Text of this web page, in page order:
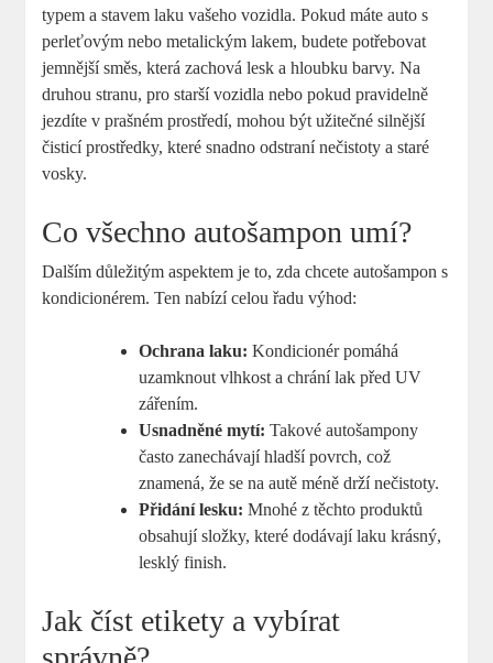
typem a stavem laku vašeho vozidla. Pokud máte auto s
perleťovým nebo metalickým lakem, budete potřebovat
jemnější směs, která zachová lesk a hloubku barvy. Na
druhou stranu, pro starší vozidla nebo pokud pravidelně
jezdíte v prašném prostředí, mohou být užitečné silnější
čisticí prostředky, které snadno odstraní nečistoty a staré
vosky.
Co všechno autošampon umí?
Dalším důležitým aspektem je to, zda chcete autošampon s
kondicionérem. Ten nabízí celou řadu výhod:
Ochrana laku: Kondicionér pomáhá
uzamknout vlhkost a chrání lak před UV
zářením.
Usnadněné mytí: Takové autošampony
často zanechávají hladší povrch, což
znamená, že se na autě méně drží nečistoty.
Přidání lesku: Mnohé z těchto produktů
obsahují složky, které dodávají laku krásný,
lesklý finish.
Jak číst etikety a vybírat